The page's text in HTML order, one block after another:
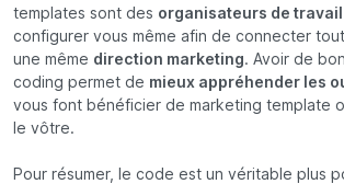
templates sont des organisateurs de travail
configurer vous même afin de connecter
une même direction marketing. Avoir de
coding permet de mieux appréhender les
vous font bénéficier de marketing template
le vôtre.
Pour résumer, le code est un véritable plus